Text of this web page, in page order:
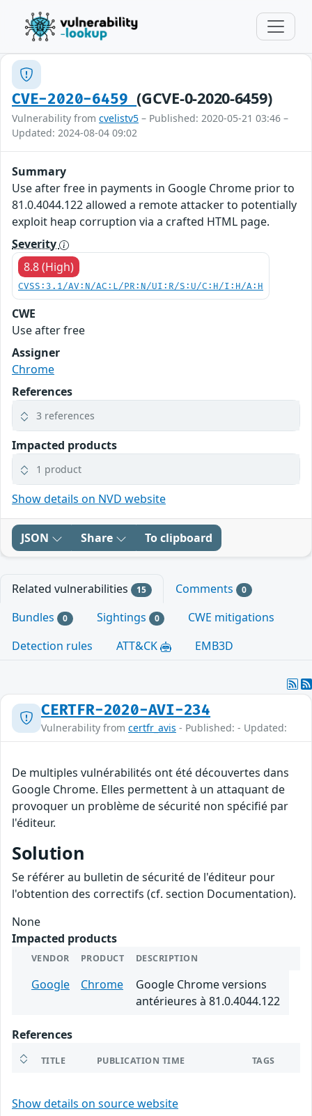
CVE-2020-6459(GCVE-0-2020-6459)
Vulnerability from cvelistv5 – Published: 2020-05-21 03:46 –
Updated: 2024-08-04 09:02
Summary
Use after free in payments in Google Chrome prior to
81.0.4044.122 allowed a remote attacker to potentially
exploit heap corruption via a crafted HTML page.
Severity
8.8 (High)
CVSS:3.1/AV:N/AC:L/PR:N/UI:R/S:U/C:H/I:H/A:H
CWE
Use after free
Assigner
Chrome
References
3 references
Impacted products
1 product
Show details on NVD website
JSON Share To clipboard
Related vulnerabilities 15 Comments 0
Bundles 0 Sightings 0
CWE mitigations
Detection rules
ATT&CK EMB3D
CERTFR-2020-AVI-234
Vulnerability from certfr_avis - Published: - Updated:
De multiples vulnérabilités ont été découvertes dans
Google Chrome. Elles permettent à un attaquant de
provoquer un problème de sécurité non spécifié par
l'éditeur.
Solution
Se référer au bulletin de sécurité de l'éditeur pour
l'obtention des correctifs (cf. section Documentation).
None
Impacted products
VENDOR PRODUCT DESCRIPTION
Google Chrome
Google Chrome versions
antérieures à 81.0.4044.122
References
TITLE PUBLICATION TIME TAGS
Show details on source website